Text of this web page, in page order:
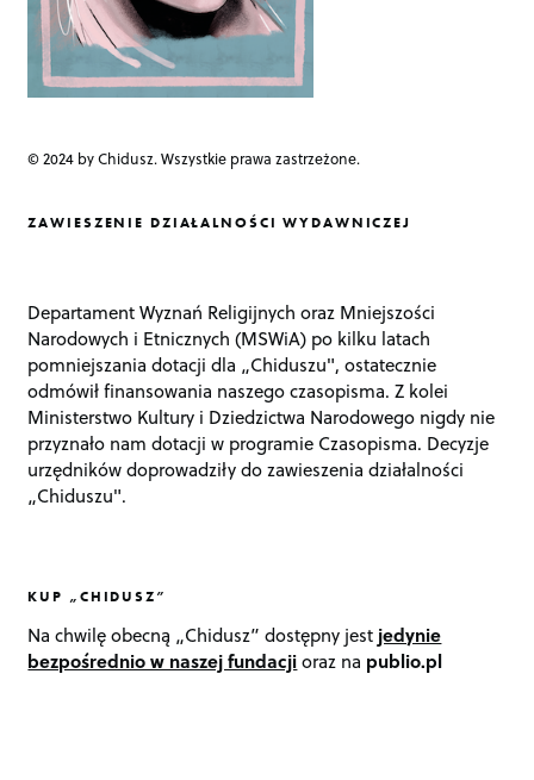
© 2024 by Chidusz. Wszystkie prawa zastrzeżone.
ZAWIESZENIE DZIAŁALNOŚCI WYDAWNICZEJ
Departament Wyznań Religijnych oraz Mniejszości
Narodowych i Etnicznych (MSWiA) po kilku latach
pomniejszania dotacji dla „Chiduszu", ostatecznie
odmówił finansowania naszego czasopisma. Z kolei
Ministerstwo Kultury i Dziedzictwa Narodowego nigdy nie
przyznało nam dotacji w programie Czasopisma. Decyzje
urzędników doprowadziły do zawieszenia działalności
„Chiduszu".
KUP „CHIDUSZ”
Na chwilę obecną „Chidusz” dostępny jest jedynie
bezpośrednio w naszej fundacjioraz na publio.pl